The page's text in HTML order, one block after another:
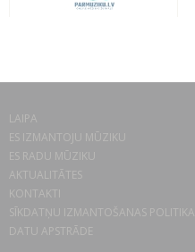
LAIPA
ES IZMANTOJU MŪZIKU
ES RADU MŪZIKU
AKTUALITĀTES
KONTAKTI
SĪKDATŅU IZMANTOŠANAS POLITIKA
DATU APSTRĀDE